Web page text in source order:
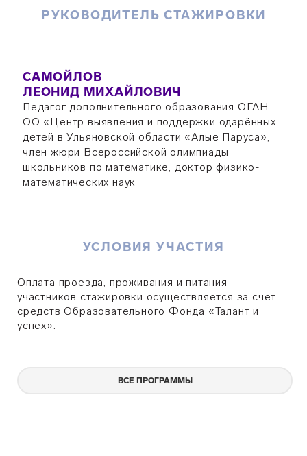
РУКОВОДИТЕЛЬ СТАЖИРОВКИ
САМОЙЛОВ
ЛЕОНИД МИХАЙЛОВИЧ
Педагог дополнительного образования ОГАН
ОО «Центр выявления и поддержки одарённых
детей в Ульяновской области «Алые Паруса»,
член жюри Всероссийской олимпиады
школьников по математике, доктор физико-
математических наук
УСЛОВИЯ УЧАСТИЯ
Оплата проезда, проживания и питания
участников стажировки осуществляется за счет
средств Образовательного Фонда «Талант и
успех».
ВСЕ ПРОГРАММЫ